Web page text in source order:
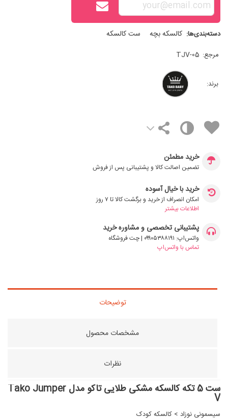
دسته‌بندی‌ها: کالسکه بچه ست کالسکه
مرجع: TJV-05
برند:
خرید مطمئن
تضمین اصالت کالا و پشتیبانی پس از فروش
خرید با خیال آسوده
امکان انصراف از خرید و برگشت کالا تا ۷ روز
اطلاعات بیشتر
پشتیبانی تخصصی و مشاوره خرید
واتس‌اپ: ۰۹۹۰۵۳۸۸۱۹۱ | چت فروشگاه
تماس با واتس‌اپ
توضیحات
مشخصات محصول
نظرات
ست 5 تکه کالسکه مشکی طلایی تاکو مدل Tako Jumper
V
سیسمونی نوزاد > کالسکه کودک